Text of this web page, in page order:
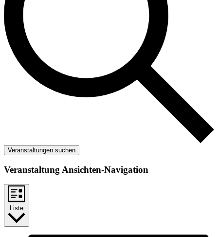
Veranstaltungen suchen
Veranstaltung Ansichten-Navigation
Liste